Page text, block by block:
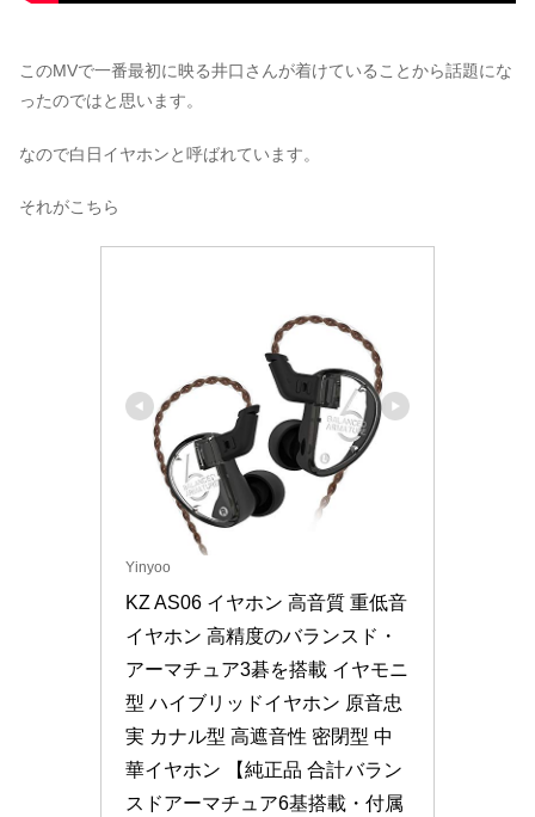
このMVで一番最初に映る井口さんが着けていることから話題にな
ったのではと思います。
なので白日イヤホンと呼ばれています。
それがこちら
Yinyoo
KZ AS06 イヤホン 高音質 重低音
イヤホン 高精度のバランスド・
アーマチュア3碁を搭載 イヤモニ
型 ハイブリッドイヤホン 原音忠
実 カナル型 高遮音性 密閉型 中
華イヤホン 【純正品 合計バラン
スドアーマチュア6基搭載・付属